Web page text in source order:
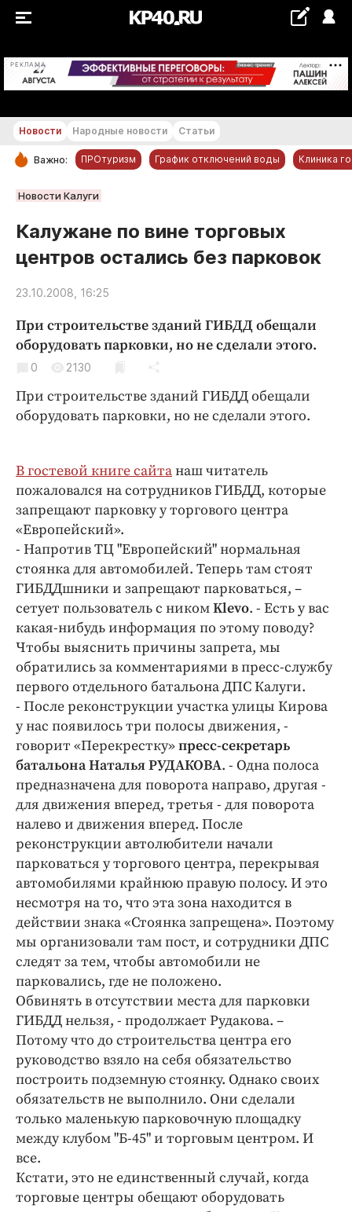
РЕКЛАМА +26...+27 °С
РУБРИКИ
Новости компаний
Статьи
Народные новости
Благоустройство
Криминал
Недвижимость и ЖКХ
Погода
Праздники
Происшествия
Спорт
Экономика и бизнес
ПРОЕКТЫ
Блоги
Издания
Медиаперсона
Интересное чтиво
Клиника года
Бренд года
Работодатель года
Новости Народные новости Статьи
Важно: ПРОтуризм График отключений воды Клиника
Новости Калуги
Калужане по вине торговых
центров остались без парковок
23.10.2008, 16:25
При строительстве зданий ГИБДД обещали
оборудовать парковки, но не сделали этого.
0 2130
При строительстве зданий ГИБДД обещали
оборудовать парковки, но не сделали этого.
В гостевой книге сайтанаш читатель
пожаловался на сотрудников ГИБДД, которые
запрещают парковку у торгового центра
«Европейский».
- Напротив ТЦ "Европейский" нормальная
стоянка для автомобилей. Теперь там стоят
ГИБДДшники и запрещают парковаться, –
сетует пользователь с никомKlevo. - Есть у вас
какая-нибудь информация по этому поводу?
Чтобы выяснить причины запрета, мы
обратились за комментариями в пресс-службу
первого отдельного батальона ДПС Калуги.
- После реконструкции участка улицы Кирова
у нас появилось три полосы движения, -
говорит «Перекрестку»пресс-секретарь
батальона Наталья РУДАКОВА. - Одна полоса
предназначена для поворота направо, другая -
для движения вперед, третья - для поворота
налево и движения вперед. После
реконструкции автолюбители начали
парковаться у торгового центра, перекрывая
автомобилями крайнюю правую полосу. И это
несмотря на то, что эта зона находится в
действии знака «Стоянка запрещена». Поэтому
мы организовали там пост, и сотрудники ДПС
следят за тем, чтобы автомобили не
парковались, где не положено.
Обвинять в отсутствии места для парковки
ГИБДД нельзя, - продолжает Рудакова. –
Потому что до строительства центра его
руководство взяло на себя обязательство
построить подземную стоянку. Однако своих
обязательств не выполнило. Они сделали
только маленькую парковочную площадку
между клубом "Б-45" и торговым центром. И
все.
Кстати, это не единственный случай, когда
торговые центры обещают оборудовать